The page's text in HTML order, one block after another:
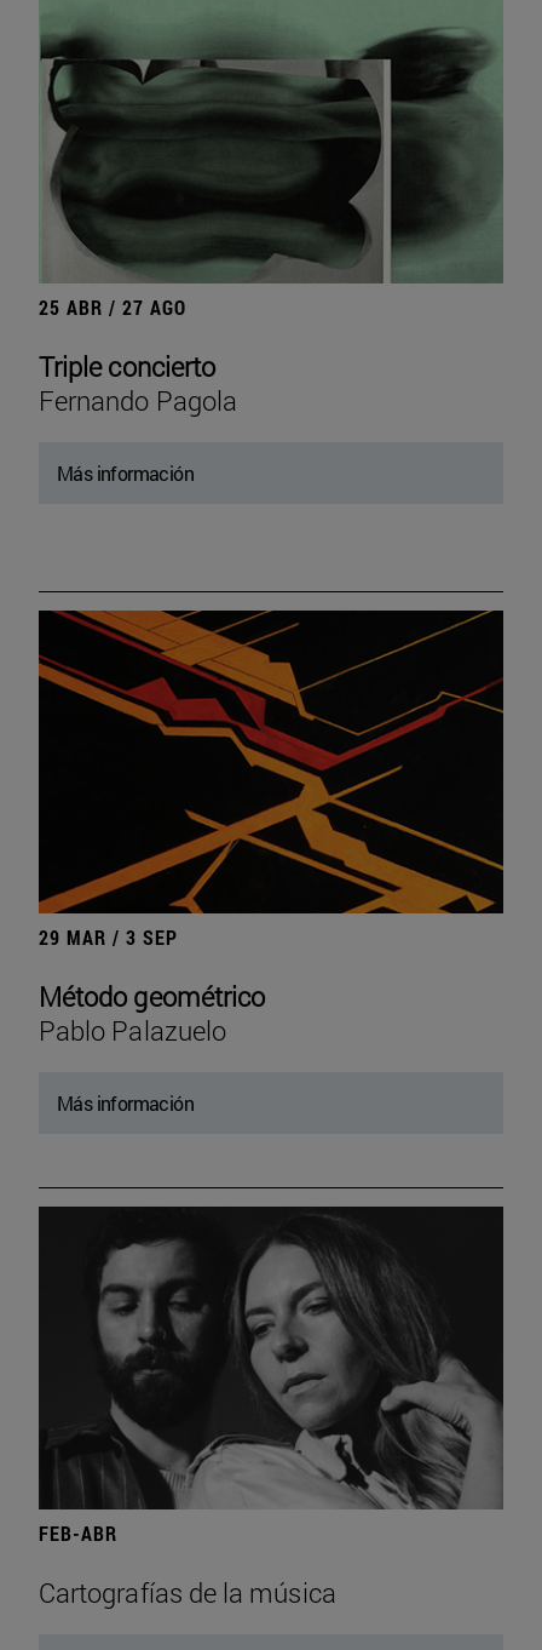
25 ABR / 27 AGO
Triple concierto
Fernando Pagola
Más información
29 MAR / 3 SEP
Método geométrico
Pablo Palazuelo
Más información
FEB-ABR
Cartografías de la música